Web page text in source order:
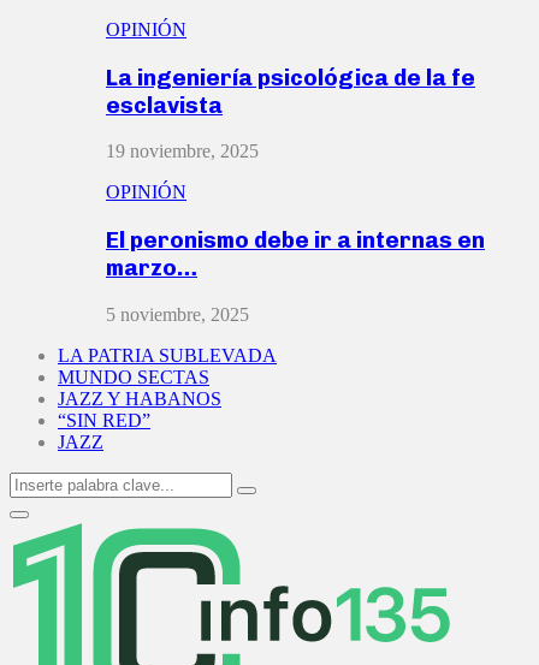
OPINIÓN
La ingeniería psicológica de la fe
esclavista
19 noviembre, 2025
OPINIÓN
El peronismo debe ir a internas en
marzo…
5 noviembre, 2025
LA PATRIA SUBLEVADA
MUNDO SECTAS
JAZZ Y HABANOS
“SIN RED”
JAZZ
Search
for:
Search
Primary
Menu